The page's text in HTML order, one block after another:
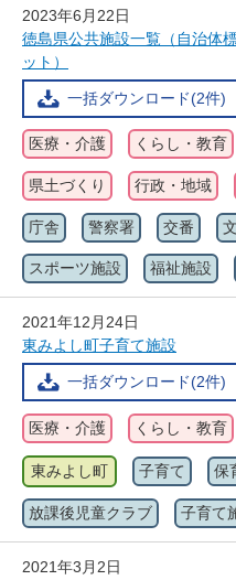
2023年6月22日
徳島県公共施設一覧（自治体
ット）
一括ダウンロード(2件)
医療・介護 くらし・教育
県土づくり 行政・地域
庁舎 警察署 交番
スポーツ施設 福祉施設
2021年12月24日
東みよし町子育て施設
一括ダウンロード(2件)
医療・介護 くらし・教育
東みよし町 子育て 保
放課後児童クラブ 子育て
2021年3月2日